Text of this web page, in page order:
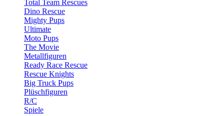
Total Team Rescues
Dino Rescue
Mighty Pups
Ultimate
Moto Pups
The Movie
Metallfiguren
Ready Race Rescue
Rescue Knights
Big Truck Pups
Plüschfiguren
R/C
Spiele